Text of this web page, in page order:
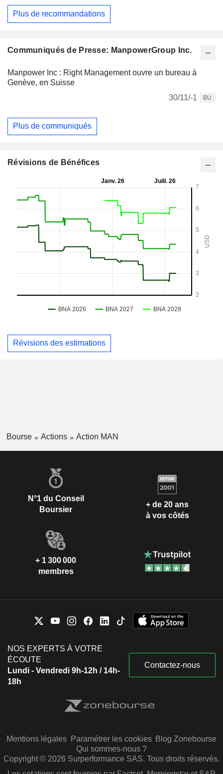
Plus de recommandations
Communiqués de Presse: ManpowerGroup Inc.
Manpower Inc : Right Management ouvre un bureau à
Genève, en Suisse
30/11/-1
BU
Plus de communiqués
Révisions de Bénéfices
Révisions des estimations
Bourse Actions Action MAN
N°1 du Conseil
Boursier
+ de 20 ans
à vos côtés
+ 1 300 000
membres
NOS EXPERTS À VOTRE
ÉCOUTE
Lundi - Vendredi 9h-12h / 14h-
18h
Contactez-nous
Mentions légales Paramétrer les cookies Blog Zonebourse
Qui sommes-nous ?
Copyright © 2026 Surperformance SAS. Tous droits réservés.